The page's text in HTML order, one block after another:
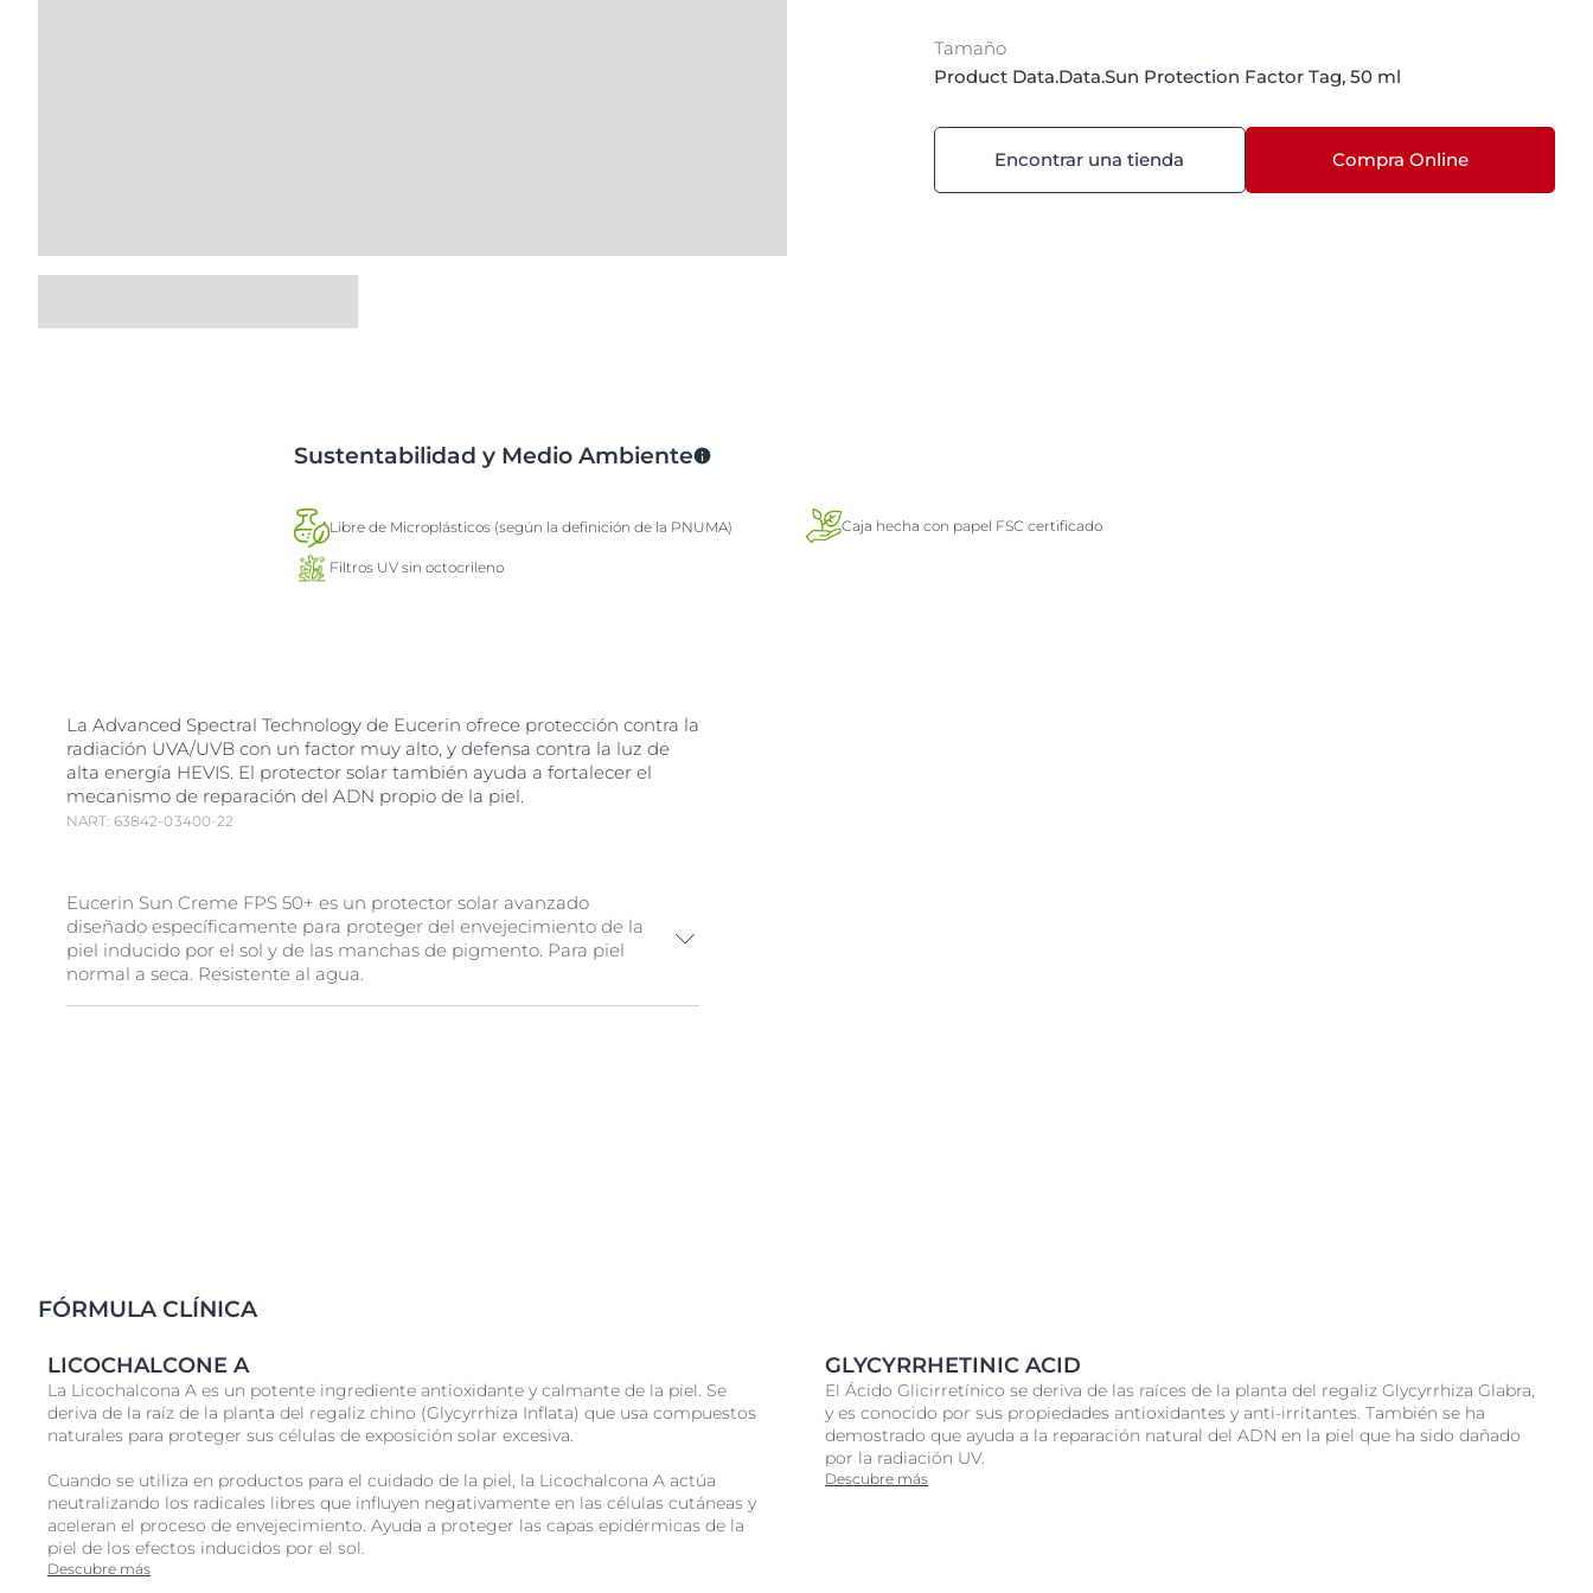
Tamaño
Product Data.Data.Sun Protection Factor Tag, 50 ml
Encontrar una tienda Compra Online
Sustentabilidad y Medio Ambiente
Libre de Microplásticos (según la definición de la PNUMA) Caja hecha con papel FSC certificado
Filtros UV sin octocrileno
La Advanced Spectral Technology de Eucerin ofrece protección contra la
radiación UVA/UVB con un factor muy alto, y defensa contra la luz de
alta energía HEVIS. El protector solar también ayuda a fortalecer el
mecanismo de reparación del ADN propio de la piel.
NART: 63842-03400-22
Eucerin Sun Creme FPS 50+ es un protector solar avanzado
diseñado específicamente para proteger del envejecimiento de la
piel inducido por el sol y de las manchas de pigmento. Para piel
normal a seca. Resistente al agua.
reparación.
que protege las células de la piel de los daños causados por los
radicales libres.
FÓRMULA CLÍNICA
LICOCHALCONE A
La Licochalcona A es un potente ingrediente antioxidante y calmante de la piel. Se
deriva de la raíz de la planta del regaliz chino (Glycyrrhiza Inflata) que usa compuestos
naturales para proteger sus células de exposición solar excesiva.
Cuando se utiliza en productos para el cuidado de la piel, la Licochalcona A actúa
neutralizando los radicales libres que influyen negativamente en las células cutáneas y
aceleran el proceso de envejecimiento. Ayuda a proteger las capas epidérmicas de la
piel de los efectos inducidos por el sol.
Descubre más
GLYCYRRHETINIC ACID
El Ácido Glicirretínico se deriva de las raíces de la planta del regaliz Glycyrrhiza Glabra,
y es conocido por sus propiedades antioxidantes y anti-irritantes. También se ha
demostrado que ayuda a la reparación natural del ADN en la piel que ha sido dañado
por la radiación UV.
Descubre más